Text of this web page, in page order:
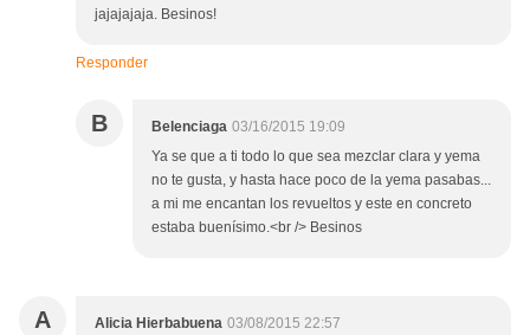
jajajajaja. Besinos!
Responder
B Belenciaga 03/16/2015 19:09
Ya se que a ti todo lo que sea mezclar clara y yema
no te gusta, y hasta hace poco de la yema pasabas...
a mi me encantan los revueltos y este en concreto
estaba buenísimo.<br /> Besinos
A Alicia Hierbabuena 03/08/2015 22:57